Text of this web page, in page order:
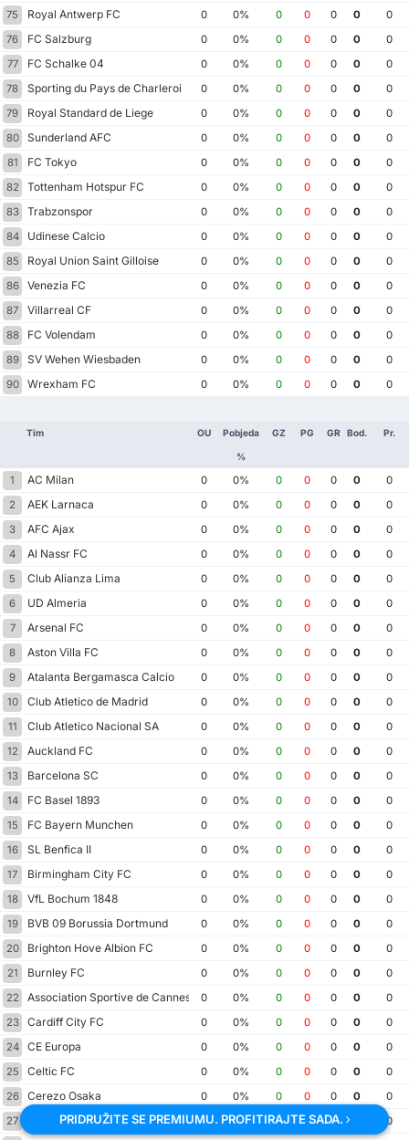
75
Royal Antwerp FC 0 0% 0 0 0 0
0
76
FC Salzburg 0 0% 0 0 0 0
0
77
FC Schalke 04 0 0% 0 0 0 0
0
78
Sporting du Pays de Charleroi 0 0% 0 0 0 0
0
79
Royal Standard de Liege 0 0% 0 0 0 0
0
80
Sunderland AFC 0 0% 0 0 0 0
0
81
FC Tokyo 0 0% 0 0 0 0
0
82
Tottenham Hotspur FC 0 0% 0 0 0 0
0
83
Trabzonspor 0 0% 0 0 0 0
0
84
Udinese Calcio 0 0% 0 0 0 0
0
85
Royal Union Saint Gilloise 0 0% 0 0 0 0
0
86
Venezia FC 0 0% 0 0 0 0
0
87
Villarreal CF 0 0% 0 0 0 0
0
88
FC Volendam 0 0% 0 0 0 0
0
89
SV Wehen Wiesbaden 0 0% 0 0 0 0
0
90
Wrexham FC 0 0% 0 0 0 0 0
Tim OU Pobjeda
%
GZ PG GR Bod. Pr.
1 AC Milan 0 0% 0 0 0 0
0
2
AEK Larnaca 0 0% 0 0 0 0
0
3
AFC Ajax 0 0% 0 0 0 0
0
4
Al Nassr FC 0 0% 0 0 0 0
0
5
Club Alianza Lima 0 0% 0 0 0 0
0
6
UD Almeria 0 0% 0 0 0 0
0
7
Arsenal FC 0 0% 0 0 0 0
0
8
Aston Villa FC 0 0% 0 0 0 0
0
9
Atalanta Bergamasca Calcio 0 0% 0 0 0 0
0
10
Club Atletico de Madrid 0 0% 0 0 0 0
0
11
Club Atletico Nacional SA 0 0% 0 0 0 0
0
12
Auckland FC 0 0% 0 0 0 0
0
13
Barcelona SC 0 0% 0 0 0 0
0
14
FC Basel 1893 0 0% 0 0 0 0
0
15
FC Bayern Munchen 0 0% 0 0 0 0
0
16
SL Benfica II 0 0% 0 0 0 0
0
17
Birmingham City FC 0 0% 0 0 0 0
0
18
VfL Bochum 1848 0 0% 0 0 0 0
0
19
BVB 09 Borussia Dortmund 0 0% 0 0 0 0
0
20
Brighton Hove Albion FC 0 0% 0 0 0 0
0
21
Burnley FC 0 0% 0 0 0 0
0
22
Association Sportive de Cannes 0 0% 0 0 0 0
0
23
Cardiff City FC 0 0% 0 0 0 0
0
24
CE Europa 0 0% 0 0 0 0
0
25
Celtic FC 0 0% 0 0 0 0
0
26
Cerezo Osaka 0 0% 0 0 0 0
0
27
Chelsea FC 0 0% 0 0 0
0
PRIDRUŽITE SE PREMIUMU. PROFITIRAJTE SADA.